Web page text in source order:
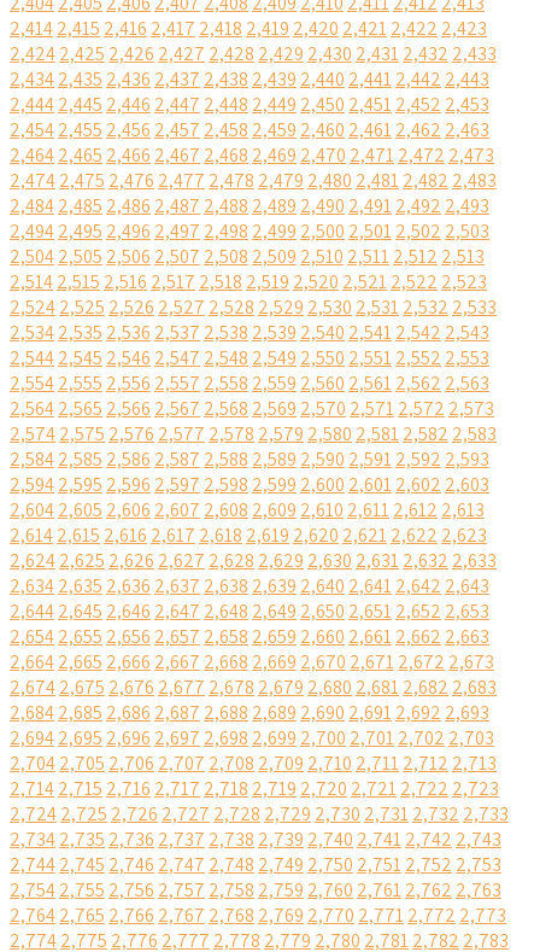
2,4142,415 2,416 2,417 2,418 2,419 2,420 2,4212,422 2,423
2,4242,425 2,426 2,427 2,428 2,429 2,430 2,4312,432 2,433
2,4342,435 2,436 2,437 2,438 2,439 2,440 2,4412,442 2,443
2,4442,445 2,446 2,447 2,448 2,449 2,450 2,4512,452 2,453
2,4542,455 2,456 2,457 2,458 2,459 2,460 2,4612,462 2,463
2,4642,465 2,466 2,467 2,468 2,469 2,470 2,4712,472 2,473
2,4742,475 2,476 2,477 2,478 2,479 2,480 2,4812,482 2,483
2,4842,485 2,486 2,487 2,488 2,489 2,490 2,4912,492 2,493
2,4942,495 2,496 2,497 2,498 2,499 2,500 2,5012,502 2,503
2,5042,505 2,506 2,507 2,508 2,509 2,510 2,5112,512 2,513
2,5142,515 2,516 2,517 2,518 2,519 2,520 2,5212,522 2,523
2,5242,525 2,526 2,527 2,528 2,529 2,530 2,5312,532 2,533
2,5342,535 2,536 2,537 2,538 2,539 2,540 2,5412,542 2,543
2,5442,545 2,546 2,547 2,548 2,549 2,550 2,5512,552 2,553
2,5542,555 2,556 2,557 2,558 2,559 2,560 2,5612,562 2,563
2,5642,565 2,566 2,567 2,568 2,569 2,570 2,5712,572 2,573
2,5742,575 2,576 2,577 2,578 2,579 2,580 2,5812,582 2,583
2,5842,585 2,586 2,587 2,588 2,589 2,590 2,5912,592 2,593
2,5942,595 2,596 2,597 2,598 2,599 2,600 2,6012,602 2,603
2,6042,605 2,606 2,607 2,608 2,609 2,610 2,6112,612 2,613
2,6142,615 2,616 2,617 2,618 2,619 2,620 2,6212,622 2,623
2,6242,625 2,626 2,627 2,628 2,629 2,630 2,6312,632 2,633
2,6342,635 2,636 2,637 2,638 2,639 2,640 2,6412,642 2,643
2,6442,645 2,646 2,647 2,648 2,649 2,650 2,6512,652 2,653
2,6542,655 2,656 2,657 2,658 2,659 2,660 2,6612,662 2,663
2,6642,665 2,666 2,667 2,668 2,669 2,670 2,6712,672 2,673
2,6742,675 2,676 2,677 2,678 2,679 2,680 2,6812,682 2,683
2,6842,685 2,686 2,687 2,688 2,689 2,690 2,6912,692 2,693
2,6942,695 2,696 2,697 2,698 2,699 2,700 2,7012,702 2,703
2,7042,705 2,706 2,707 2,708 2,709 2,710 2,7112,712 2,713
2,7142,715 2,716 2,717 2,718 2,719 2,720 2,7212,722 2,723
2,7242,725 2,726 2,727 2,728 2,729 2,730 2,7312,732 2,733
2,7342,735 2,736 2,737 2,738 2,739 2,740 2,7412,742 2,743
2,7442,745 2,746 2,747 2,748 2,749 2,750 2,7512,752 2,753
2,7542,755 2,756 2,757 2,758 2,759 2,760 2,7612,762 2,763
2,7642,765 2,766 2,767 2,768 2,769 2,770 2,7712,772 2,773
2,7742,775 2,776 2,777 2,778 2,779 2,780 2,7812,782 2,783